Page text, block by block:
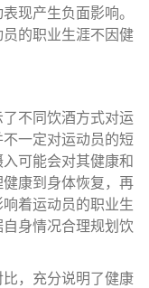
现产生负面影响。
的职业生涯不因健
不同饮酒方式对运
一定对运动员的短
可能会对其健康和
康到身体恢复，再
着运动员的职业生
身情况合理规划饮
，充分说明了健康